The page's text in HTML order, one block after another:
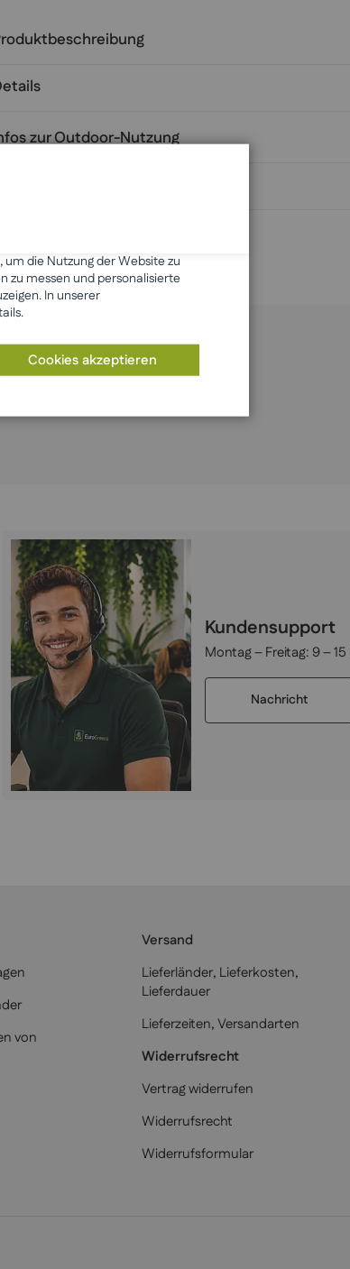
zur Outdoor-Nutzung
Kunden
Kundensupport
Montag – Freitag: 9 –
Nachricht
von
Versand
Lieferländer, Lieferkosten,
Lieferdauer
Lieferzeiten, Versandarten
Widerrufsrecht
Vertrag widerrufen
Widerrufsrecht
Widerrufsformular
die Nutzung der Website zu
zu messen und personalisierte
In unserer
Cookies akzeptieren